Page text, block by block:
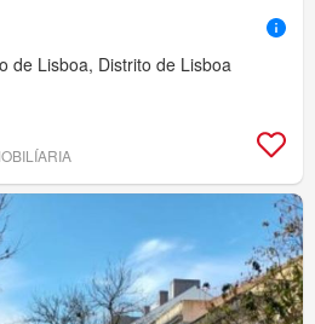
de Lisboa, Distrito de Lisboa